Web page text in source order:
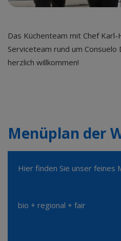
Das Küchenteam mit Chef
Serviceteam rund um Consuelo
herzlich willkommen!
Menüplan der
Hier finden Sie unser feines
bio + regional + fair